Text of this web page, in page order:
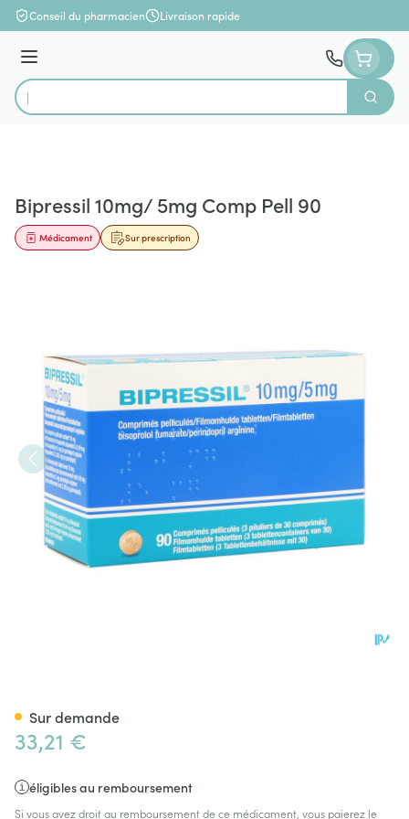
Aller au contenu
Conseil du pharmacien Livraison rapide
Menu
Rechercher
Bipressil 10mg/ 5mg Comp Pell 90
Sur prescription
Médicament
33,21 €
éligibles au remboursement
Si vous avez droit au remboursement de ce médicament, vous paierez le
Sur demande